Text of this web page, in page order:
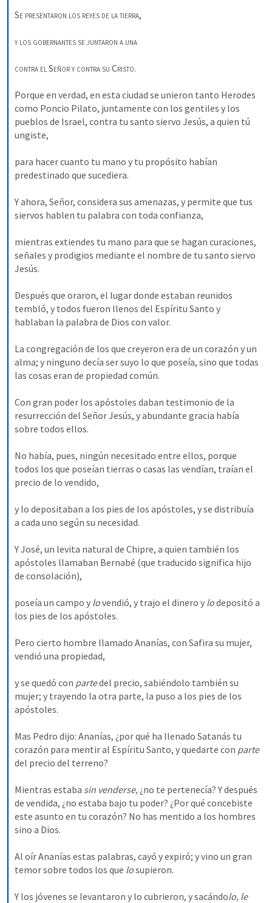
Se presentaron los reyes de la tierra,
y los gobernantes se juntaron a una
contra elSeñor y contra su Cristo.
Porque en verdad, en esta ciudad se unieron tanto Herodes
como Poncio Pilato, juntamente con los gentiles y los
pueblos de Israel, contra tu santo siervo Jesús, a quien tú
ungiste,
para hacer cuanto tu mano y tu propósito habían
predestinado que sucediera.
Y ahora, Señor, considera sus amenazas, y permite que tus
siervos hablen tu palabra con toda confianza,
mientras extiendes tu mano para que se hagan curaciones,
señales y prodigios mediante el nombre de tu santo siervo
Jesús.
Después que oraron, el lugar donde estaban reunidos
tembló, y todos fueron llenos del Espíritu Santo y
hablaban la palabra de Dios con valor.
La congregación de los que creyeron era de un corazón y un
alma; y ninguno decía ser suyo lo que poseía, sino que todas
las cosas eran de propiedad común.
Con gran poder los apóstoles daban testimonio de la
resurrección del Señor Jesús, y abundante gracia había
sobre todos ellos.
No había, pues, ningún necesitado entre ellos, porque
todos los que poseían tierras o casas las vendían, traían el
precio de lo vendido,
y lo depositaban a los pies de los apóstoles, y se distribuía
a cada uno según su necesidad.
Y José, un levita natural de Chipre, a quien también los
apóstoles llamaban Bernabé (que traducido significa hijo
de consolación),
poseía un campo y lo vendió, y trajo el dinero y lo depositó a
los pies de los apóstoles.
Pero cierto hombre llamado Ananías, con Safira su mujer,
vendió una propiedad,
y se quedó con parte del precio, sabiéndolo también su
mujer; y trayendo la otra parte, la puso a los pies de los
apóstoles.
Mas Pedro dijo: Ananías, ¿por qué ha llenado Satanás tu
corazón para mentir al Espíritu Santo, y quedarte con
parte
del precio del terreno?
Mientras estaba sin venderse, ¿no te pertenecía? Y después
de vendida, ¿no estaba bajo tu poder? ¿Por qué concebiste
este asunto en tu corazón? No has mentido a los hombres
sino a Dios.
Al oír Ananías estas palabras, cayó y expiró; y vino un gran
temor sobre todos los que lo supieron.
Y los jóvenes se levantaron y lo cubrieron, y sacándo
lo, le